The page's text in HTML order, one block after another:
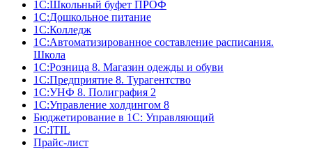
1С:Школьный буфет ПРОФ
1C:Дошкольное питание
1С:Колледж
1С:Автоматизированное составление расписания.
Школа
1С:Розница 8. Магазин одежды и обуви
1С:Предприятие 8. Турагентство
1С:УНФ 8. Полиграфия 2
1С:Управление холдингом 8
Бюджетирование в 1С: Управляющий
1С:ITIL
Прайс-лист